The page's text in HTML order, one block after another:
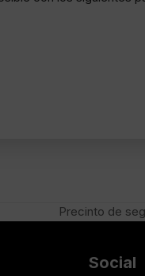
next
Precinto de
Social